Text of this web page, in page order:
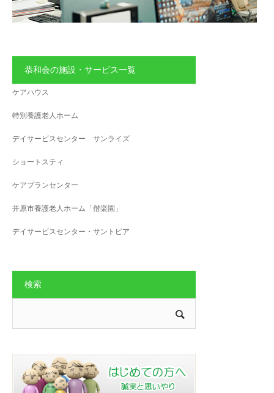
恭和会の施設・サービス一覧
ケアハウス
特別養護老人ホーム
デイサービスセンター サンライズ
ショートスティ
ケアプランセンター
井原市養護老人ホーム「偕楽園」
デイサービスセンター・サントピア
検索